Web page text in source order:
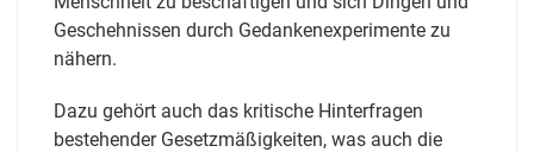
Geschehnissen durch Gedankenexperimente zu
nähern.
Dazu gehört auch das kritische Hinterfragen
bestehender Gesetzmäßigkeiten, was auch die